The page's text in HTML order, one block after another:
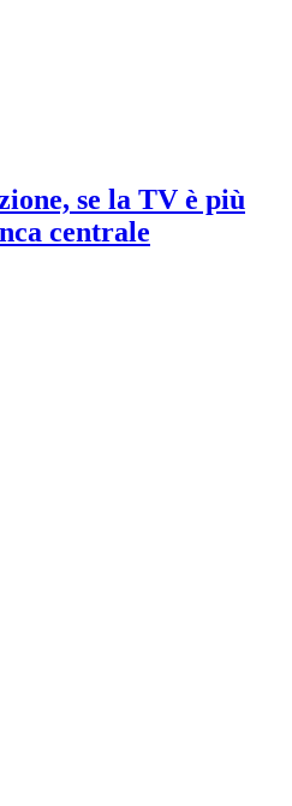
se la TV è più
centrale